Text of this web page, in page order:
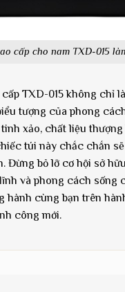
cấp cho nam TXD-015
TXD-015 không chỉ
tượng của phong
xảo, chất liệu
túi này chắc chắn
Đừng bỏ lỡ cơ hội sở
và phong cách sống
hành cùng bạn trên
công mới.